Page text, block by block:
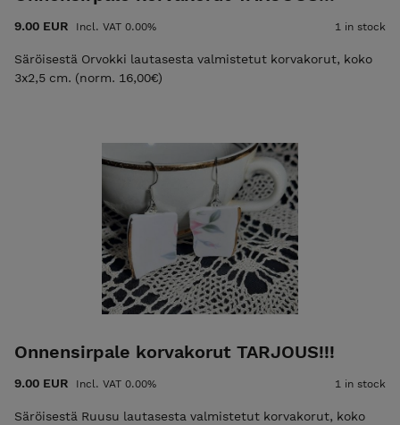
9.00 EUR Incl. VAT 0.00% 1 in stock
Säröisestä Orvokki lautasesta valmistetut korvakorut, koko
3x2,5 cm. (norm. 16,00€)
Onnensirpale korvakorut TARJOUS!!!
9.00 EUR Incl. VAT 0.00% 1 in stock
Säröisestä Ruusu lautasesta valmistetut korvakorut, koko